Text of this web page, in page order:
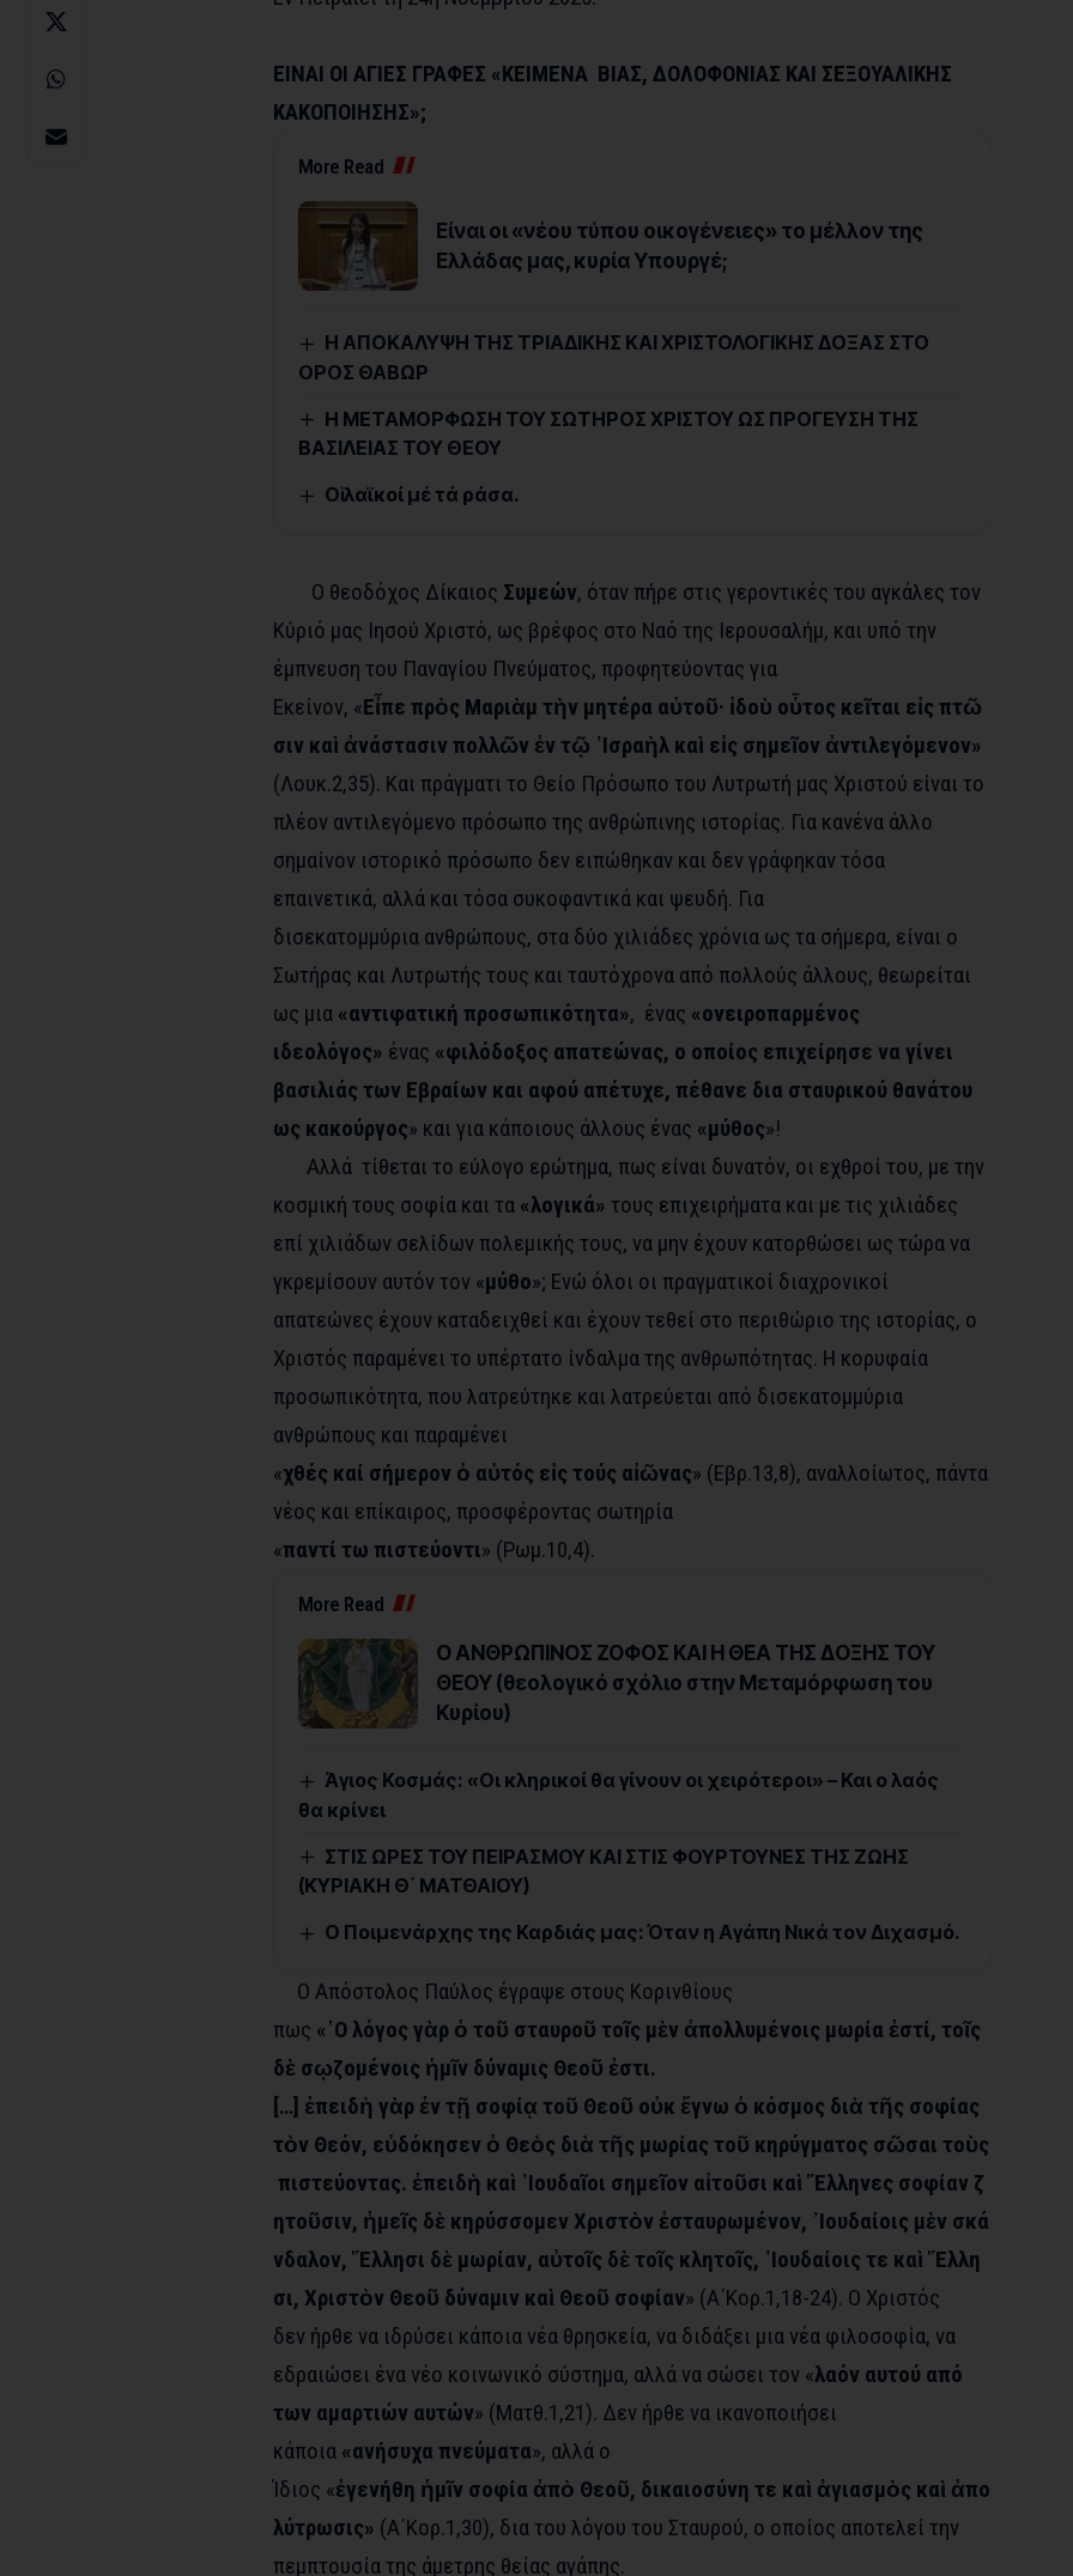
ΕΙΝΑΙ ΟΙ ΑΓΙΕΣ ΓΡΑΦΕΣ «ΚΕΙΜΕΝΑ ΒΙΑΣ, ΔΟΛΟΦΟΝΙΑΣ ΚΑΙ ΣΕΞΟΥΑΛΙΚΗΣ
ΚΑΚΟΠΟΙΗΣΗΣ»;
More Read
Είναι οι «νέου τύπου οικογένειες» το μέλλον της
Ελλάδας μας, κυρία Υπουργέ;
Η ΑΠΟΚΑΛΥΨΗ ΤΗΣ ΤΡΙΑΔΙΚΗΣ ΚΑΙ ΧΡΙΣΤΟΛΟΓΙΚΗΣ ΔΟΞΑΣ ΣΤΟ
ΟΡΟΣ ΘΑΒΩΡ
Η ΜΕΤΑΜΟΡΦΩΣΗ ΤΟΥ ΣΩΤΗΡΟΣ ΧΡΙΣΤΟΥ ΩΣ ΠΡΟΓΕΥΣΗ ΤΗΣ
ΒΑΣΙΛΕΙΑΣ ΤΟΥ ΘΕΟΥ
Οἱ λαϊκοί μέ τά ράσα.
Ο θεοδόχος Δίκαιος Συμεών, όταν πήρε στις γεροντικές του αγκάλες τον
Κύριό μας Ιησού Χριστό, ως βρέφος στο Ναό της Ιερουσαλήμ, και υπό την
έμπνευση του Παναγίου Πνεύματος, προφητεύοντας για
Εκείνον, «Εἶπε πρὸς Μαριὰμ τὴν μητέρα αὐτοῦ· ἰδοὺ οὗτος κεῖται εἰς πτῶ
σιν καὶ ἀνάστασιν πολλῶν ἐν τῷ ᾿Ισραὴλ καὶ εἰς σημεῖον ἀντιλεγόμενον»
(Λουκ.2,35). Και πράγματι το Θείο Πρόσωπο του Λυτρωτή μας Χριστού είναι το
πλέον αντιλεγόμενο πρόσωπο της ανθρώπινης ιστορίας. Για κανένα άλλο
σημαίνον ιστορικό πρόσωπο δεν ειπώθηκαν και δεν γράφηκαν τόσα
επαινετικά, αλλά και τόσα συκοφαντικά και ψευδή. Για
δισεκατομμύρια ανθρώπους, στα δύο χιλιάδες χρόνια ως τα σήμερα, είναι ο
Σωτήρας και Λυτρωτής τους και ταυτόχρονα από πολλούς άλλους, θεωρείται
ως μια «αντιφατική προσωπικότητα», ένας «ονειροπαρμένος
ιδεολόγος» ένας «φιλόδοξος απατεώνας, ο οποίος επιχείρησε να γίνει
βασιλιάς των Εβραίων και αφού απέτυχε, πέθανε δια σταυρικού θανάτου
ως κακούργος» και για κάποιους άλλους ένας «μύθος»!
Αλλά τίθεται το εύλογο ερώτημα, πως είναι δυνατόν, οι εχθροί του, με την
κοσμική τους σοφία και τα «λογικά» τους επιχειρήματα και με τις χιλιάδες
επί χιλιάδων σελίδων πολεμικής τους, να μην έχουν κατορθώσει ως τώρα να
γκρεμίσουν αυτόν τον «μύθο»; Ενώ όλοι οι πραγματικοί διαχρονικοί
απατεώνες έχουν καταδειχθεί και έχουν τεθεί στο περιθώριο της ιστορίας, ο
Χριστός παραμένει το υπέρτατο ίνδαλμα της ανθρωπότητας. Η κορυφαία
προσωπικότητα, που λατρεύτηκε και λατρεύεται από δισεκατομμύρια
ανθρώπους και παραμένει
«χθές καί σήμερον ὁ αὐτός εἰς τούς αἰῶνας» (Εβρ.13,8), αναλλοίωτος, πάντα
νέος και επίκαιρος, προσφέροντας σωτηρία
«παντί τω πιστεύοντι» (Ρωμ.10,4).
More Read
Ο ΑΝΘΡΩΠΙΝΟΣ ΖΟΦΟΣ ΚΑΙ Η ΘΕΑ ΤΗΣ ΔΟΞΗΣ ΤΟΥ
ΘΕΟΥ (θεολογικό σχόλιο στην Μεταμόρφωση του
Κυρίου)
Άγιος Κοσμάς: «Οι κληρικοί θα γίνουν οι χειρότεροι» – Και ο λαός
θα κρίνει
ΣΤΙΣ ΩΡΕΣ ΤΟΥ ΠΕΙΡΑΣΜΟΥ ΚΑΙ ΣΤΙΣ ΦΟΥΡΤΟΥΝΕΣ ΤΗΣ ΖΩΗΣ
(ΚΥΡΙΑΚΗ Θ΄ ΜΑΤΘΑΙΟΥ)
Ο Ποιμενάρχης της Καρδιάς μας: Όταν η Αγάπη Νικά τον Διχασμό.
Ο Απόστολος Παύλος έγραψε στους Κορινθίους
πως «῾Ο λόγος γὰρ ὁ τοῦ σταυροῦ τοῖς μὲν ἀπολλυμένοις μωρία ἐστί, τοῖς
δὲ σῳζομένοις ἡμῖν δύναμις Θεοῦ ἐστι.
[…] ἐπειδὴ γὰρ ἐν τῇ σοφίᾳ τοῦ Θεοῦ οὐκ ἔγνω ὁ κόσμος διὰ τῆς σοφίας
τὸν Θεόν, εὐδόκησεν ὁ Θεὸς διὰ τῆς μωρίας τοῦ κηρύγματος σῶσαι τοὺς
πιστεύοντας. ἐπειδὴ καὶ ᾿Ιουδαῖοι σημεῖον αἰτοῦσι καὶ ῞Ελληνες σοφίαν ζ
ητοῦσιν, ἡμεῖς δὲ κηρύσσομεν Χριστὸν ἐσταυρωμένον, ᾿Ιουδαίοις μὲν σκά
νδαλον, ῞Ελλησι δὲ μωρίαν, αὐτοῖς δὲ τοῖς κλητοῖς, ᾿Ιουδαίοις τε καὶ ῞Ελλη
σι, Χριστὸν Θεοῦ δύναμιν καὶ Θεοῦ σοφίαν» (Α΄Κορ.1,18-24). Ο Χριστός
δεν ήρθε να ιδρύσει κάποια νέα θρησκεία, να διδάξει μια νέα φιλοσοφία, να
εδραιώσει ένα νέο κοινωνικό σύστημα, αλλά να σώσει τον «λαόν αυτού από
των αμαρτιών αυτών» (Ματθ.1,21). Δεν ήρθε να ικανοποιήσει
κάποια «ανήσυχα πνεύματα», αλλά ο
Ίδιος «ἐγενήθη ἡμῖν σοφία ἀπὸ Θεοῦ, δικαιοσύνη τε καὶ ἁγιασμὸς καὶ ἀπο
λύτρωσις» (Α΄Κορ.1,30), δια του λόγου του Σταυρού, ο οποίος αποτελεί την
πεμπτουσία της άμετρης θείας αγάπης.